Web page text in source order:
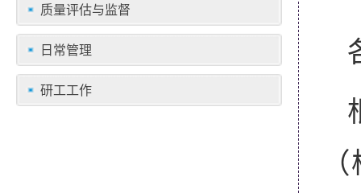
质量评估与监督
日常管理
研工工作